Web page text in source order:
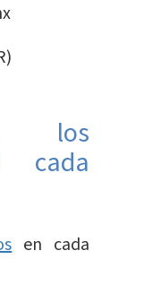
los
cada
en cada